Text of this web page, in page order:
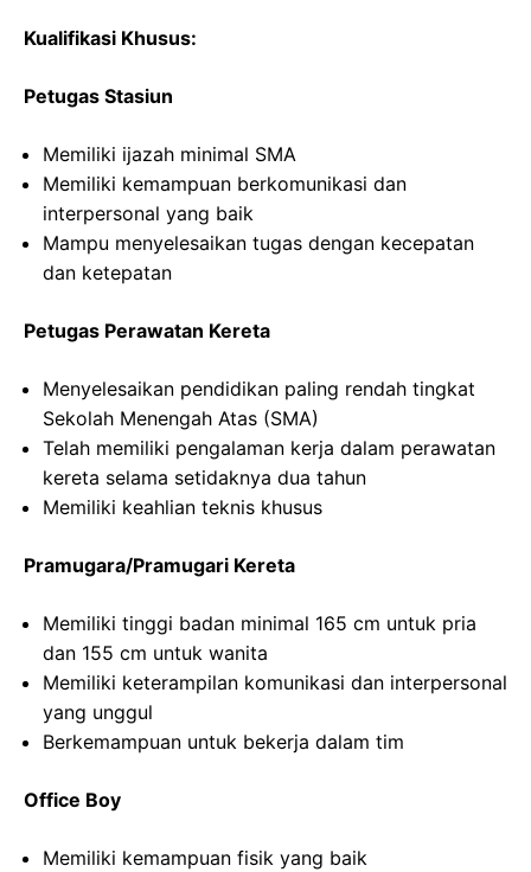
Kualifikasi Khusus:
Petugas Stasiun
Memiliki ijazah minimal SMA
Memiliki kemampuan berkomunikasi dan
interpersonal yang baik
Mampu menyelesaikan tugas dengan kecepatan
dan ketepatan
Petugas Perawatan Kereta
Menyelesaikan pendidikan paling rendah tingkat
Sekolah Menengah Atas (SMA)
Telah memiliki pengalaman kerja dalam perawatan
kereta selama setidaknya dua tahun
Memiliki keahlian teknis khusus
Pramugara/Pramugari Kereta
Memiliki tinggi badan minimal 165 cm untuk pria
dan 155 cm untuk wanita
Memiliki keterampilan komunikasi dan interpersonal
yang unggul
Berkemampuan untuk bekerja dalam tim
Office Boy
Memiliki kemampuan fisik yang baik